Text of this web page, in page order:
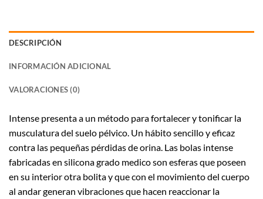
DESCRIPCIÓN
INFORMACIÓN ADICIONAL
VALORACIONES (0)
Intense presenta a un método para fortalecer y tonificar la
musculatura del suelo pélvico. Un hábito sencillo y eficaz
contra las pequeñas pérdidas de orina. Las bolas intense
fabricadas en silicona grado medico son esferas que poseen
en su interior otra bolita y que con el movimiento del cuerpo
al andar generan vibraciones que hacen reaccionar la